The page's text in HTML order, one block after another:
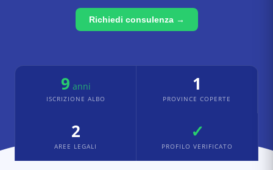
Richiedi consulenza →
9 anni
ISCRIZIONE ALBO
1
PROVINCE COPERTE
2
AREE LEGALI
✓
PROFILO VERIFICATO